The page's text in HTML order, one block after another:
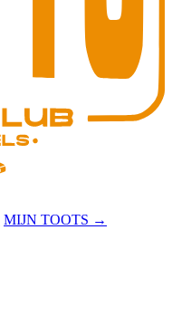
MIJN TOOTS →